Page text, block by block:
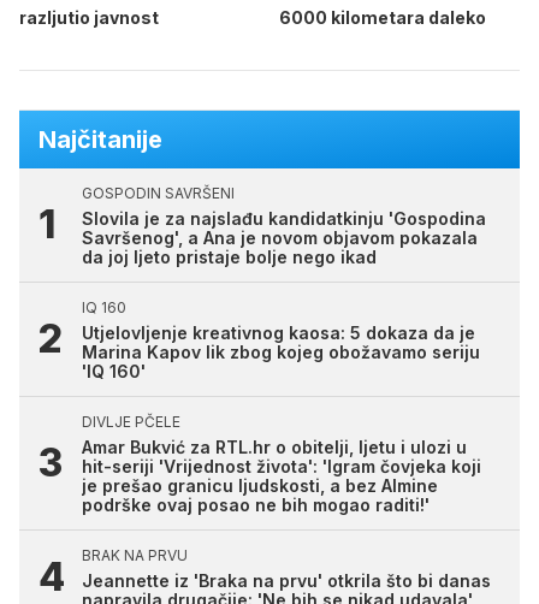
razljutio javnost
6000 kilometara daleko
Najčitanije
GOSPODIN SAVRŠENI
Slovila je za najslađu kandidatkinju 'Gospodina
Savršenog', a Ana je novom objavom pokazala
da joj ljeto pristaje bolje nego ikad
IQ 160
Utjelovljenje kreativnog kaosa: 5 dokaza da je
Marina Kapov lik zbog kojeg obožavamo seriju
'IQ 160'
DIVLJE PČELE
Amar Bukvić za RTL.hr o obitelji, ljetu i ulozi u
hit-seriji 'Vrijednost života': 'Igram čovjeka koji
je prešao granicu ljudskosti, a bez Almine
podrške ovaj posao ne bih mogao raditi!'
BRAK NA PRVU
Jeannette iz 'Braka na prvu' otkrila što bi danas
napravila drugačije: 'Ne bih se nikad udavala'